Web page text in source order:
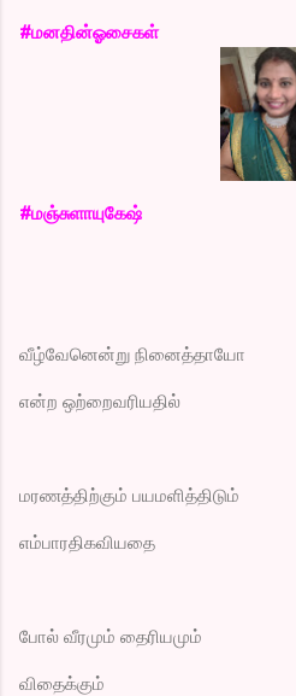
#மனதின்ஓசைகள்
#மஞ்சுளாயுகேஷ்
வீழ்வேனென்று நினைத்தாயோ
என்ற ஒற்றைவரியதில்
மரணத்திற்கும் பயமளித்திடும்
எம்பாரதிகவியதை
போல் வீரமும் தைரியமும்
விதைக்கும்